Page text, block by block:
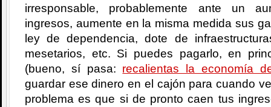
irresponsable, probablemente ante un
ingresos, aumente en la misma medida sus
ley de dependencia, dote de
mesetarios, etc. Si puedes pagarlo, en
(bueno, sí pasa: recalientas la economía
guardar ese dinero en el cajón para cuando
problema es que si de pronto caen tus